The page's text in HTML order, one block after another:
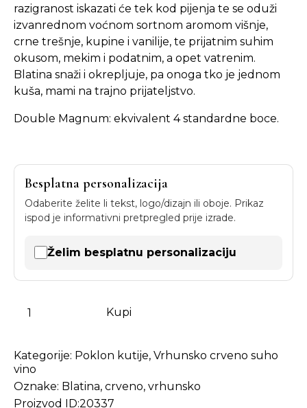
razigranost iskazati će tek kod pijenja te se oduži
izvanrednom voćnom sortnom aromom višnje,
crne trešnje, kupine i vanilije, te prijatnim suhim
okusom, mekim i podatnim, a opet vatrenim.
Blatina snaži i okrepljuje, pa onoga tko je jednom
kuša, mami na trajno prijateljstvo.
Double Magnum: ekvivalent 4 standardne boce.
Besplatna personalizacija
Odaberite želite li tekst, logo/dizajn ili oboje. Prikaz
ispod je informativni pretpregled prije izrade.
Želim besplatnu personalizaciju
Kupi
Kategorije: Poklon kutije, Vrhunsko crveno suho
vino
Oznake: Blatina, crveno, vrhunsko
Proizvod ID:20337